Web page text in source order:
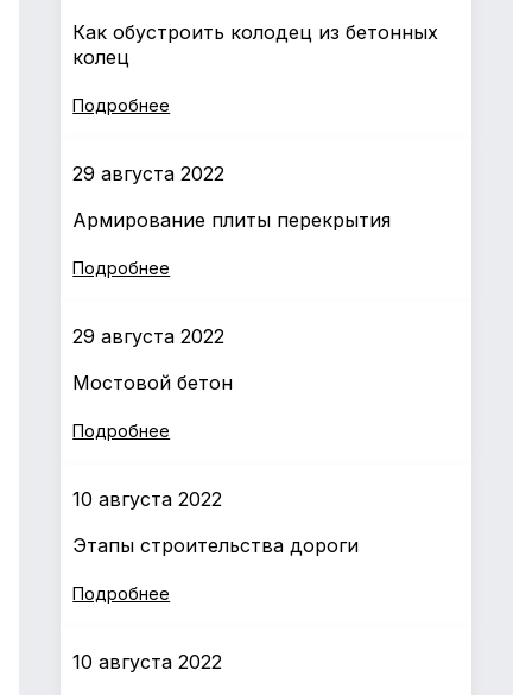
Как обустроить колодец из бетонных
колец
Подробнее
29 августа 2022
Армирование плиты перекрытия
Подробнее
29 августа 2022
Мостовой бетон
Подробнее
10 августа 2022
Этапы строительства дороги
Подробнее
10 августа 2022